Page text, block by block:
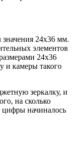
24х36 мм.
элементов
24х36
и камеры такого
зеркалку, и
на сколько
начиналось